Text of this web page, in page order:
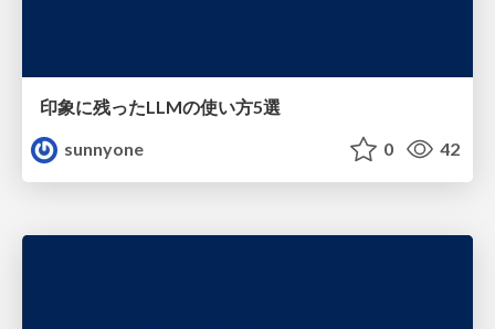
印象に残ったLLMの使い方5選
sunnyone
0 42